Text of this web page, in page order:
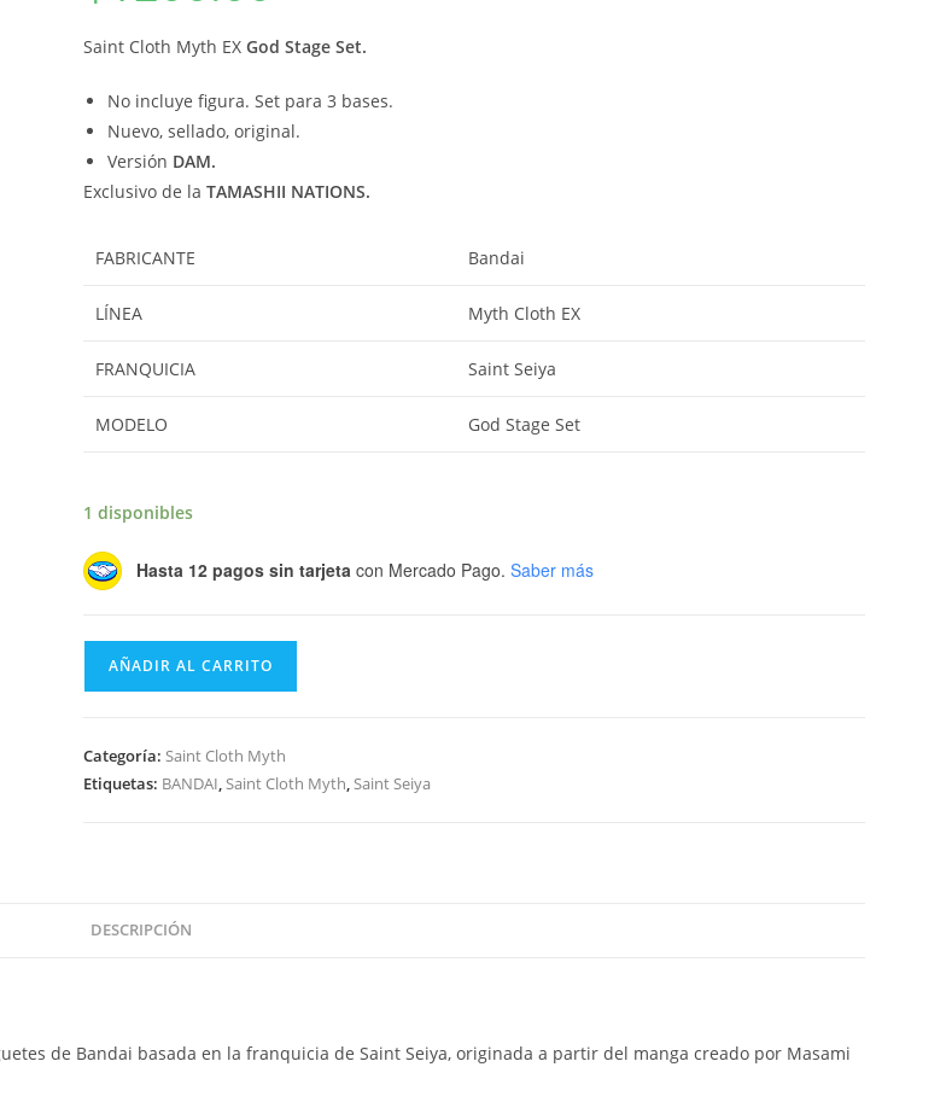
Saint Cloth Myth EX God Stage Set.
No incluye figura. Set para 3 bases.
Nuevo, sellado, original.
Versión DAM.
Exclusivo de la TAMASHII NATIONS.
FABRICANTE Bandai
LÍNEA Myth Cloth EX
FRANQUICIA Saint Seiya
MODELO God Stage Set
1 disponibles
Hasta 12 pagos sin tarjeta con Mercado Pago. Saber más
Saint
God
AÑADIR AL CARRITO
Categoría: Saint Cloth Myth
Etiquetas: BANDAI,Saint Cloth Myth,Saint Seiya
DESCRIPCIÓN
de Bandai basada en la franquicia de Saint Seiya, originada a partir del manga creado por Masami